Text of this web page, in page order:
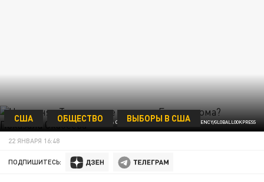
ФОТО: CHRIS KLEPONIS/KEYSTONE PRESS AGENCY/GLOBALLOOKPRESS
США ОБЩЕСТВО ВЫБОРЫ В США
22 ЯНВАРЯ 16:48
ПОДПИШИТЕСЬ: